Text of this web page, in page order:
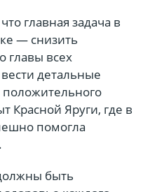
главная задача в
— снизить
главы всех
детальные
положительного
Красной Яруги, где в
помогла
быть